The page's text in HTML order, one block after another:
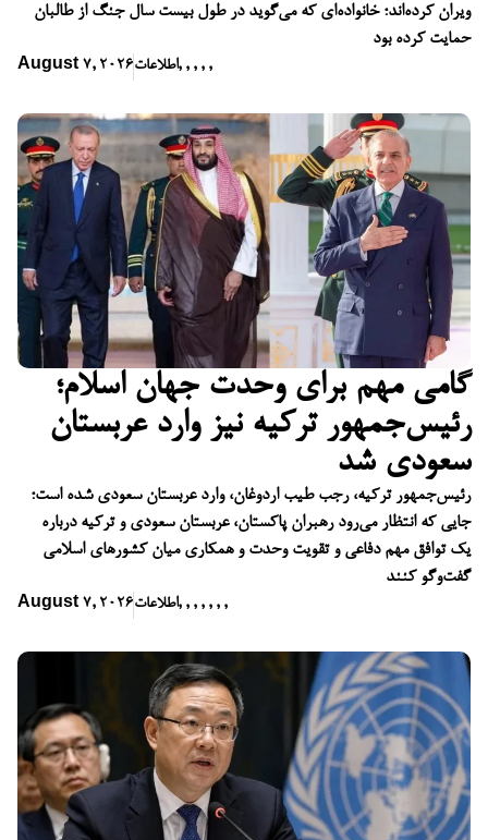
ویران کرده‌اند؛ خانواده‌ای که می‌گوید در طول بیست سال جنگ از طالبان
حمایت کرده بود
August 7, 2026اطلاعات, , , , ,
گامی مهم برای وحدت جهان اسلام؛
رئیس‌جمهور ترکیه نیز وارد عربستان
سعودی شد
رئیس‌جمهور ترکیه، رجب طیب اردوغان، وارد عربستان سعودی شده است؛
جایی که انتظار می‌رود رهبران پاکستان، عربستان سعودی و ترکیه درباره
یک توافق مهم دفاعی و تقویت وحدت و همکاری میان کشورهای اسلامی
گفت‌وگو کنند
August 7, 2026اطلاعات, , , , , , ,